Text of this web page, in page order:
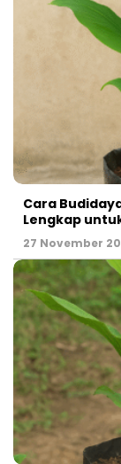
Cara
Lengkap
27 November